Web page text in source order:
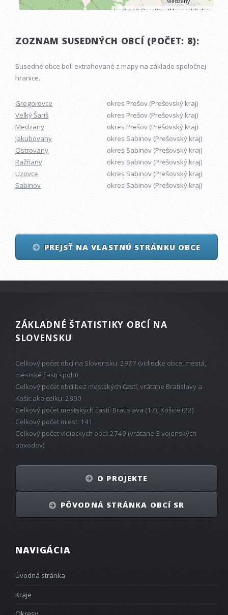
ZOZNAM SUSEDNÝCH OBCÍ (POČET: 8):
Susedné obce boli extrahované z mapy na základe spoločnej
hranice.
Gregorovce
okres Prešov (Prešovský kraj)
Veľký Šariš
okres Prešov (Prešovský kraj)
Medzany
okres Prešov (Prešovský kraj)
Jakubovany
okres Sabinov (Prešovský kraj)
Ostrovany
okres Sabinov (Prešovský kraj)
Ražňany
okres Sabinov (Prešovský kraj)
Uzovce
okres Sabinov (Prešovský kraj)
Sabinov
okres Sabinov (Prešovský kraj)
PREJSŤ NA VLASTNÚ STRÁNKU OBCE
NAVIGÁCIA
Úvodná stránka
Kraje
ZÁKLADNÉ ŠTATISTIKY OBCÍ NA
SLOVENSKU
Celkový počet obcí na Slovensku: 2927 (vidiecke obce, mestá,
mestské časti spolu)
Celkový počet obcí bez mestských častí, vrátane Bratislavy a
Košíc ako celku: 2890
Celkový počet mestských častí: Bratislava (17), Košice (22)
Celkový počet miest: 141
Celkový počet vidieckych obcí: 2749 (vrátane 3 vojenských
obvodov)
O PROJEKTE
PÔVODNÁ STRÁNKA OBCÍ SR